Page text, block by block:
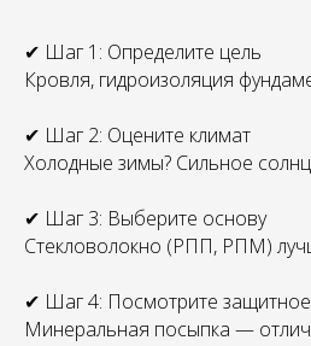
✔ Шаг 1: Определите цель
Кровля, гидроизоляция
✔ Шаг 2: Оцените климат
Холодные зимы? Сильное
✔ Шаг 3: Выберите основу
Стекловолокно (РПП, РПМ)
✔ Шаг 4: Посмотрите
Минеральная посыпка —